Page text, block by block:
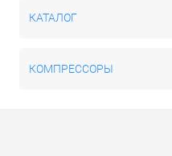
КАТАЛОГ
КОМПРЕССОРЫ